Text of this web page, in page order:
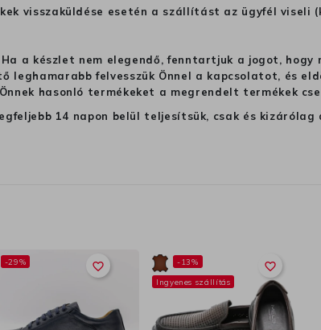
visszaküldése esetén a szállítást az ügyfél viseli
a készlet nem elegendő, fenntartjuk a jogot, hogy
leghamarabb felvesszük Önnel a kapcsolatot, és
hasonló termékeket a megrendelt termékek
14 napon belül teljesítsük, csak és kizárólag
favorite_border
-29% favorite_border
-13%
Ingyenes szállítás